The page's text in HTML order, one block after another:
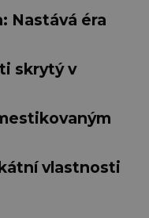
Nastává éra
skrytý v
vlastnosti